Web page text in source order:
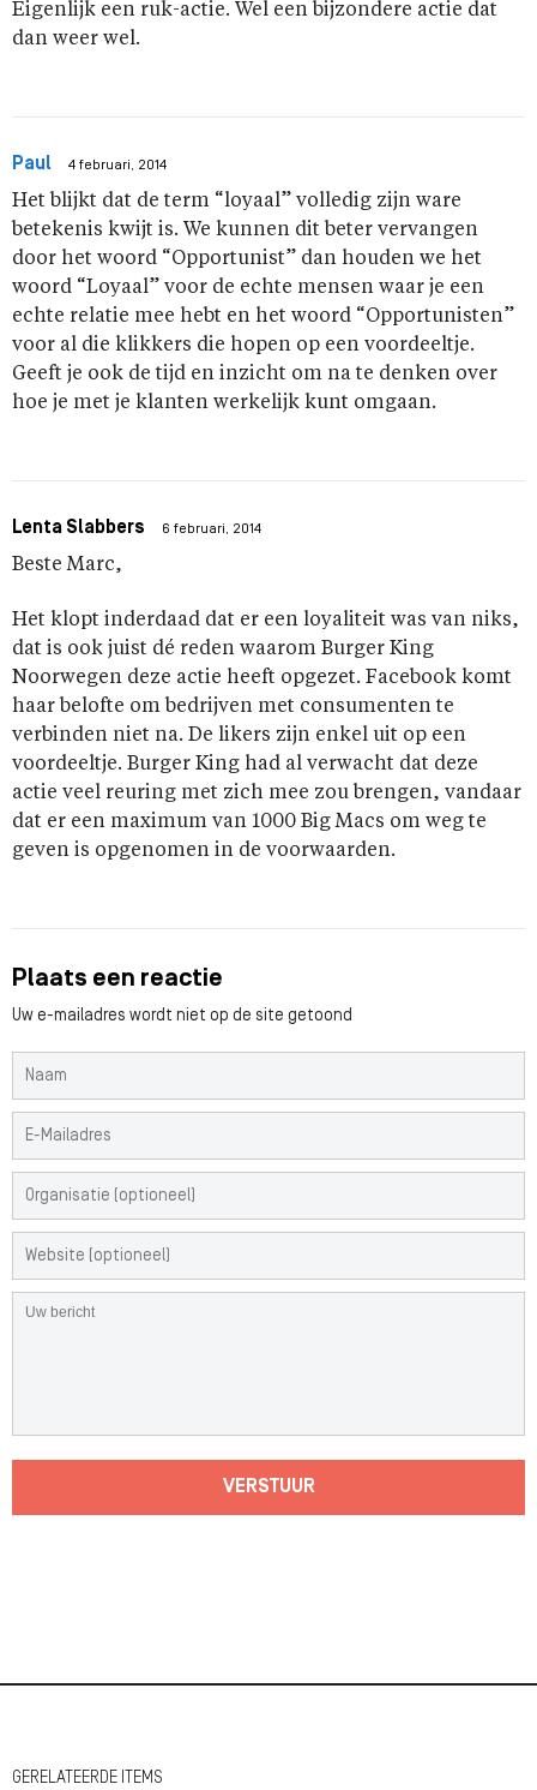
Eigenlijk een ruk-actie. Wel een bijzondere actie dat
dan weer wel.
Paul 4 februari, 2014
Het blijkt dat de term “loyaal” volledig zijn ware
betekenis kwijt is. We kunnen dit beter vervangen
door het woord “Opportunist” dan houden we het
woord “Loyaal” voor de echte mensen waar je een
echte relatie mee hebt en het woord “Opportunisten”
voor al die klikkers die hopen op een voordeeltje.
Geeft je ook de tijd en inzicht om na te denken over
hoe je met je klanten werkelijk kunt omgaan.
Lenta Slabbers 6 februari, 2014
Beste Marc,
Het klopt inderdaad dat er een loyaliteit was van niks,
dat is ook juist dé reden waarom Burger King
Noorwegen deze actie heeft opgezet. Facebook komt
haar belofte om bedrijven met consumenten te
verbinden niet na. De likers zijn enkel uit op een
voordeeltje. Burger King had al verwacht dat deze
actie veel reuring met zich mee zou brengen, vandaar
dat er een maximum van 1000 Big Macs om weg te
geven is opgenomen in de voorwaarden.
Plaats een reactie
Uw e-mailadres wordt niet op de site getoond
VERSTUUR
GERELATEERDE ITEMS